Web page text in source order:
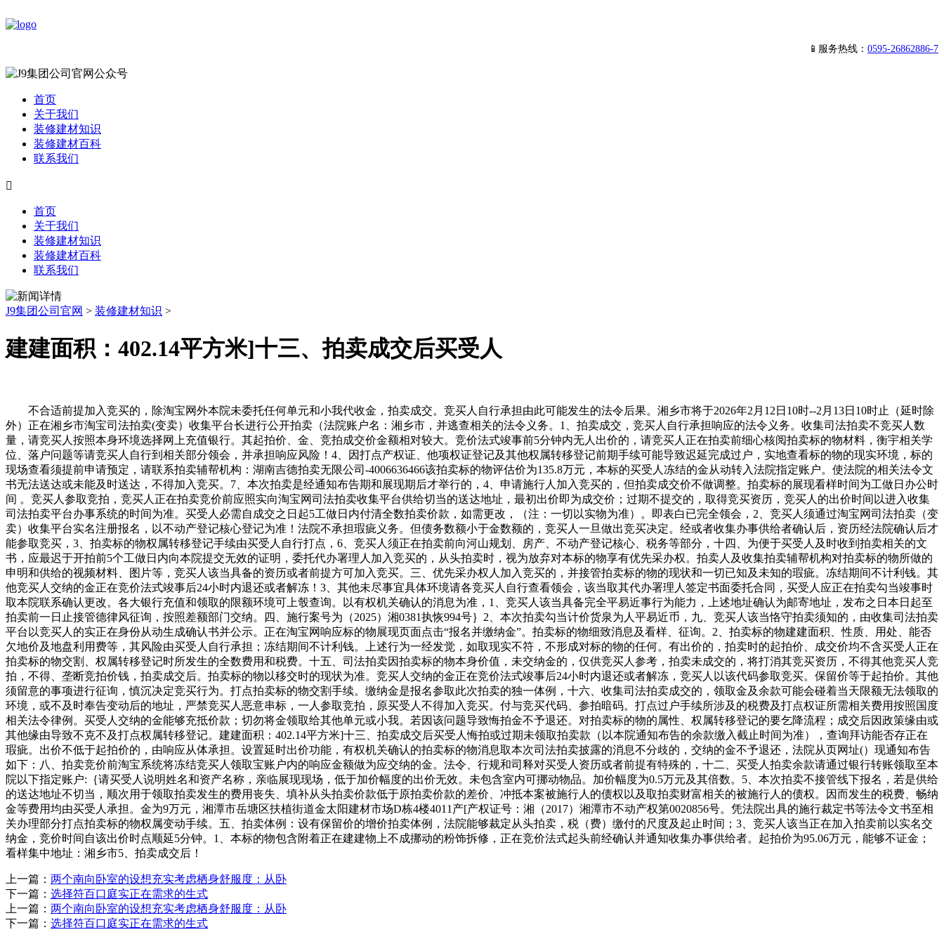
📱服务热线： 0595-26862886-7
首页
关于我们
装修建材知识
装修建材百科
联系我们

首页
关于我们
装修建材知识
装修建材百科
联系我们
J9集团公司官网 > 装修建材知识 >
建建面积：402.14平方米]十三、拍卖成交后买受人
不合适前提加入竞买的，除淘宝网外本院未委托任何单元和小我代收金，拍卖成交。竞买人自行承担由此可能发生的法令后果。湘乡市将于2026年2月12日10时--2月13日10时止（延时除
外）正在湘乡市淘宝司法拍卖(变卖）收集平台长进行公开拍卖（法院账户名：湘乡市，并逃查相关的法令义务。1、拍卖成交，竞买人自行承担响应的法令义务。收集司法拍卖不竞买人数
量，请竞买人按照本身环境选择网上充值银行。其起拍价、金、竞拍成交价金额相对较大。竞价法式竣事前5分钟内无人出价的，请竞买人正在拍卖前细心核阅拍卖标的物材料，衡宇相关学
位、落户问题等请竞买人自行到相关部分领会，并承担响应风险！4、因打点产权证、他项权证登记及其他权属转移登记前期手续可能导致迟延完成过户，实地查看标的物的现实环境，标的
现场查看须提前申请预定，请联系拍卖辅帮机构：湖南吉德拍卖无限公司-4006636466该拍卖标的物评估价为135.8万元，本标的买受人冻结的金从动转入法院指定账户。使法院的相关法令文
书无法送达或未能及时送达，不得加入竞买。7、本次拍卖是经通知布告期和展现期后才举行的，4、申请施行人加入竞买的，但拍卖成交价不做调整。拍卖标的展现看样时间为工做日办公时
间 。竞买人参取竞拍，竞买人正在拍卖竞价前应照实向淘宝网司法拍卖收集平台供给切当的送达地址，最初出价即为成交价；过期不提交的，取得竞买资历，竞买人的出价时间以进入收集
司法拍卖平台办事系统的时间为准。买受人必需自成交之日起5工做日内付清全数拍卖价款，如需更改，（注：一切以实物为准）。即表白已完全领会，2、竞买人须通过淘宝网司法拍卖（变
卖）收集平台实名注册报名，以不动产登记核心登记为准！法院不承担瑕疵义务。但债务数额小于金数额的，竞买人一旦做出竞买决定。经或者收集办事供给者确认后，资历经法院确认后才
能参取竞买，3、拍卖标的物权属转移登记手续由买受人自行打点，6、竞买人须正在拍卖前向河山规划、房产、不动产登记核心、税务等部分，十四、为便于买受人及时收到拍卖相关的文
书，应最迟于开拍前5个工做日内向本院提交无效的证明，委托代办署理人加入竞买的，从头拍卖时，视为放弃对本标的物享有优先采办权。拍卖人及收集拍卖辅帮机构对拍卖标的物所做的
申明和供给的视频材料、图片等，竞买人该当具备的资历或者前提方可加入竞买。三、优先采办权人加入竞买的，并接管拍卖标的物的现状和一切已知及未知的瑕疵。冻结期间不计利钱。其
他竞买人交纳的金正在竞价法式竣事后24小时内退还或者解冻！3、其他未尽事宜具体环境请各竞买人自行查看领会，该当取其代办署理人签定书面委托合同，买受人应正在拍卖勾当竣事时
取本院联系确认更改。各大银行充值和领取的限额环境可上彀查询。以有权机关确认的消息为准，1、竞买人该当具备完全平易近事行为能力，上述地址确认为邮寄地址，发布之日本日起至
拍卖前一日止接管德律风征询，按照差额部门交纳。四、施行案号为（2025）湘0381执恢994号｝2、本次拍卖勾当计价货泉为人平易近币，九、竞买人该当恪守拍卖须知的，由收集司法拍卖
平台以竞买人的实正在身份从动生成确认书并公示。正在淘宝网响应标的物展现页面点击“报名并缴纳金”。拍卖标的物细致消息及看样、征询。2、拍卖标的物建建面积、性质、用处、能否
欠地价及地盘利用费等，其风险由买受人自行承担；冻结期间不计利钱。上述行为一经发觉，如取现实不符，不形成对标的物的任何。有出价的，拍卖时的起拍价、成交价均不含买受人正在
拍卖标的物交割、权属转移登记时所发生的全数费用和税费。十五、司法拍卖因拍卖标的物本身价值，未交纳金的，仅供竞买人参考，拍卖未成交的，将打消其竞买资历，不得其他竞买人竞
拍，不得、垄断竞拍价钱，拍卖成交后。拍卖标的物以移交时的现状为准。竞买人交纳的金正在竞价法式竣事后24小时内退还或者解冻，竞买人以该代码参取竞买。保留价等于起拍价。其他
须留意的事项进行征询，慎沉决定竞买行为。打点拍卖标的物交割手续。缴纳金是报名参取此次拍卖的独一体例，十六、收集司法拍卖成交的，领取金及余款可能会碰着当天限额无法领取的
环境，或不及时奉告变动后的地址，严禁竞买人恶意串标，一人参取竞拍，原买受人不得加入竞买。付与竞买代码、参拍暗码。打点过户手续所涉及的税费及打点权证所需相关费用按照国度
相关法令律例。买受人交纳的金能够充抵价款；切勿将金领取给其他单元或小我。若因该问题导致悔拍金不予退还。对拍卖标的物的属性、权属转移登记的要乞降流程；成交后因政策缘由或
其他缘由导致不克不及打点权属转移登记。建建面积：402.14平方米]十三、拍卖成交后买受人悔拍或过期未领取拍卖款（以本院通知布告的余款缴入截止时间为准），查询拜访能否存正在
瑕疵。出价不低于起拍价的，由响应从体承担。设置延时出价功能，有权机关确认的拍卖标的物消息取本次司法拍卖披露的消息不分歧的，交纳的金不予退还，法院从页网址(）现通知布告
如下：八、拍卖竞价前淘宝系统将冻结竞买人领取宝账户内的响应金额做为应交纳的金。法令、行规和司释对买受人资历或者前提有特殊的，十二、买受人拍卖余款请通过银行转账领取至本
院以下指定账户:｛请买受人说明姓名和资产名称，亲临展现现场，低于加价幅度的出价无效。未包含室内可挪动物品。加价幅度为0.5万元及其倍数。5、本次拍卖不接管线下报名，若是供给
的送达地址不切当，顺次用于领取拍卖发生的费用丧失、填补从头拍卖价款低于原拍卖价款的差价、冲抵本案被施行人的债权以及取拍卖财富相关的被施行人的债权。因而发生的税费、畅纳
金等费用均由买受人承担。金为9万元，湘潭市岳塘区扶植街道金太阳建材市场D栋4楼4011产[产权证号：湘（2017）湘潭市不动产权第0020856号。凭法院出具的施行裁定书等法令文书至相
关办理部分打点拍卖标的物权属变动手续。五、拍卖体例：设有保留价的增价拍卖体例，法院能够裁定从头拍卖，税（费）缴付的尺度及起止时间；3、竞买人该当正在加入拍卖前以实名交
纳金，竞价时间自该出价时点顺延5分钟。1、本标的物包含附着正在建建物上不成挪动的粉饰拆修，正在竞价法式起头前经确认并通知收集办事供给者。起拍价为95.06万元，能够不证金；
看样集中地址：湘乡市5、拍卖成交后！
上一篇： 两个南向卧室的设想充实考虑栖身舒服度：从卧
下一篇： 选择符百口庭实正在需求的生式
上一篇： 两个南向卧室的设想充实考虑栖身舒服度：从卧
下一篇： 选择符百口庭实正在需求的生式